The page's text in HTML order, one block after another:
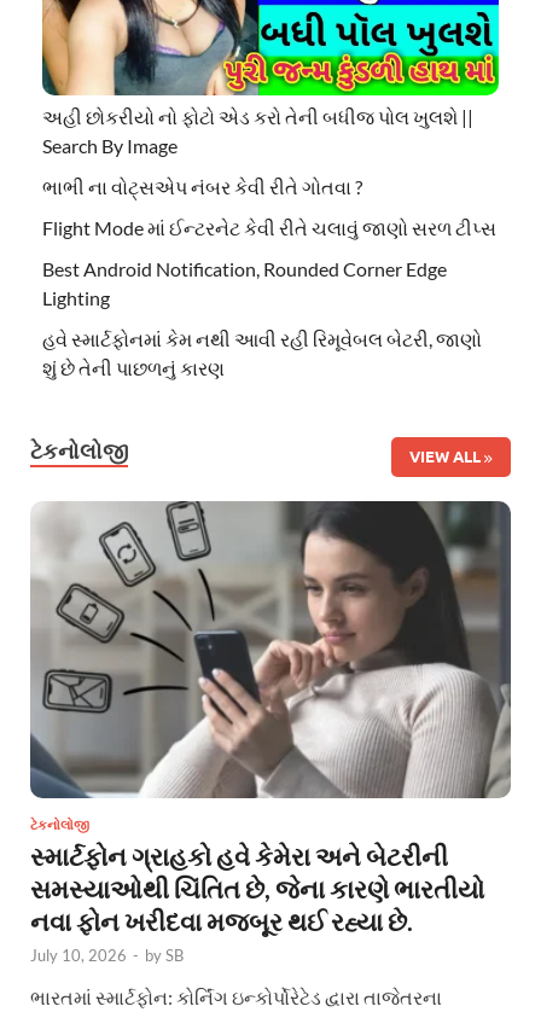
અહી છોકરીયો નો ફોટો એડ કરો તેની બધીજ પોલ ખુલશે ||
Search By Image
ભાભી ના વોટ્સએપ નંબર કેવી રીતે ગોતવા ?
Flight Mode માં ઈન્ટરનેટ કેવી રીતે ચલાવું જાણો સરળ ટીપ્સ
Best Android Notification, Rounded Corner Edge
Lighting
હવે સ્માર્ટફોનમાં કેમ નથી આવી રહી રિમૂવેબલ બેટરી, જાણો
શું છે તેની પાછળનું કારણ
ટેકનોલોજી VIEW ALL
ટેકનોલોજી
સ્માર્ટફોન ગ્રાહકો હવે કેમેરા અને બેટરીની
સમસ્યાઓથી ચિંતિત છે, જેના કારણે ભારતીયો
નવા ફોન ખરીદવા મજબૂર થઈ રહ્યા છે.
July 10, 2026 - bySB
ભારતમાં સ્માર્ટફોન: કોર્નિંગ ઇન્કોર્પોરેટેડ દ્વારા તાજેતરના